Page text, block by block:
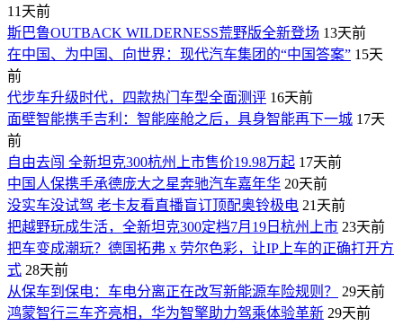
11天前
斯巴鲁OUTBACK WILDERNESS荒野版全新登场 13天前
在中国、为中国、向世界：现代汽车集团的“中国答案” 15天
前
代步车升级时代，四款热门车型全面测评 16天前
面壁智能携手吉利：智能座舱之后，具身智能再下一城 17天
前
自由去闯 全新坦克300杭州上市售价19.98万起 17天前
中国人保携手承德庞大之星奔驰汽车嘉年华 20天前
没实车没试驾 老卡友看直播盲订顶配奥铃极电 21天前
把越野玩成生活，全新坦克300定档7月19日杭州上市 23天前
​把车变成潮玩？德国拓弗 x 劳尔色彩，让IP上车的正确打开方
式 28天前
从保车到保电：车电分离正在改写新能源车险规则？
29天前
鸿蒙智行三车齐亮相，华为智擎助力驾乘体验革新 29天前